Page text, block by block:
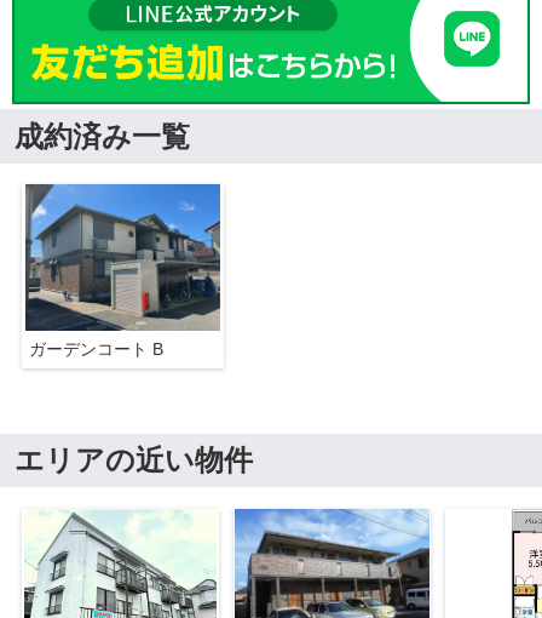
成約済み一覧
ガーデンコート B
エリアの近い物件